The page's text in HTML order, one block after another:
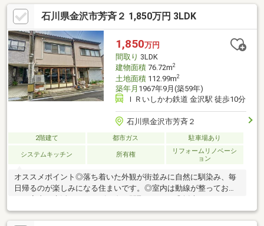
石川県金沢市芳斉２ 1,850万円 3LDK
1,850万円
間取り 3LDK
建物面積76.72m2
土地面積112.99m2
築年月 1967年9月(築59年)
ＩＲいしかわ鉄道 金沢駅 徒歩10分
石川県金沢市芳斉２
2階建て 都市ガス 駐車場あり
システムキッチン 所有権
リフォームリノベーシ
ョン
オススメポイント◎落ち着いた外観が街並みに自然に馴染み、毎
日帰るのが楽しみになる住まいです。◎室内は動線が整ってお
取れる配置で、日中は明るく心地よい空間が広がります。